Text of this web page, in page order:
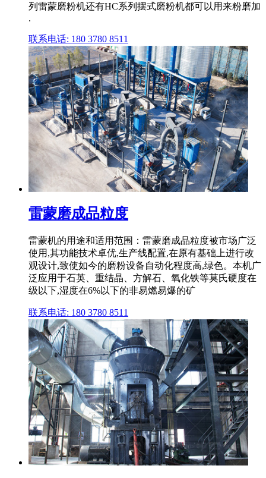
列雷蒙磨粉机还有HC系列摆式磨粉机都可以用来粉磨加
.
联系电话: 180 3780 8511
雷蒙磨成品粒度
雷蒙机的用途和适用范围：雷蒙磨成品粒度被市场广泛
使用,其功能技术卓优,生产线配置,在原有基础上进行改
观设计,致使如今的磨粉设备自动化程度高,绿色。本机广
泛应用于石英、重结晶、方解石、氧化铁等莫氏硬度在
级以下,湿度在6%以下的非易燃易爆的矿
联系电话: 180 3780 8511